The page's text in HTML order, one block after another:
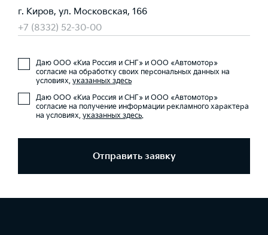
г. Киров, ул. Московская, 166
+7 (8332) 52-30-00
Даю ООО «Киа Россия и СНГ» и ООО «Автомотор»
согласие на обработку своих персональных данных на
условиях, указанных здесь
Даю ООО «Киа Россия и СНГ» и ООО «Автомотор»
согласие на получение информации рекламного характера
на условиях, указанных здесь.
Отправить заявку